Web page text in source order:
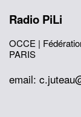
Radio PiLi
OCCE |
PARIS
email: